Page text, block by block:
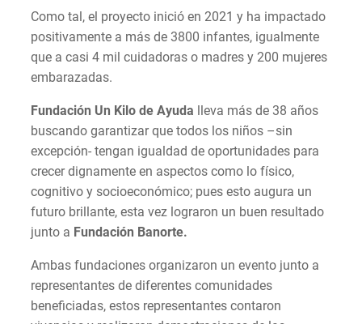
Como tal, el proyecto inició en 2021 y ha impactado
positivamente a más de 3800 infantes, igualmente
que a casi 4 mil cuidadoras o madres y 200 mujeres
embarazadas.
Fundación Un Kilo de Ayuda lleva más de 38 años
buscando garantizar que todos los niños –sin
excepción- tengan igualdad de oportunidades para
crecer dignamente en aspectos como lo físico,
cognitivo y socioeconómico; pues esto augura un
futuro brillante, esta vez lograron un buen resultado
junto a Fundación Banorte.
Ambas fundaciones organizaron un evento junto a
representantes de diferentes comunidades
beneficiadas, estos representantes contaron